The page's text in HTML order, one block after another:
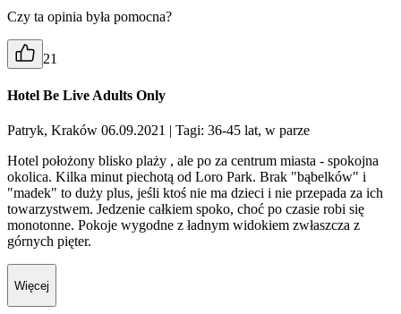
Czy ta opinia była pomocna?
21
Hotel Be Live Adults Only
Patryk, Kraków 06.09.2021
| Tagi: 36-45 lat, w parze
Hotel położony blisko plaży , ale po za centrum miasta - spokojna
okolica. Kilka minut piechotą od Loro Park. Brak "bąbelków" i
"madek" to duży plus, jeśli ktoś nie ma dzieci i nie przepada za ich
towarzystwem. Jedzenie całkiem spoko, choć po czasie robi się
monotonne. Pokoje wygodne z ładnym widokiem zwłaszcza z
górnych pięter.
Więcej